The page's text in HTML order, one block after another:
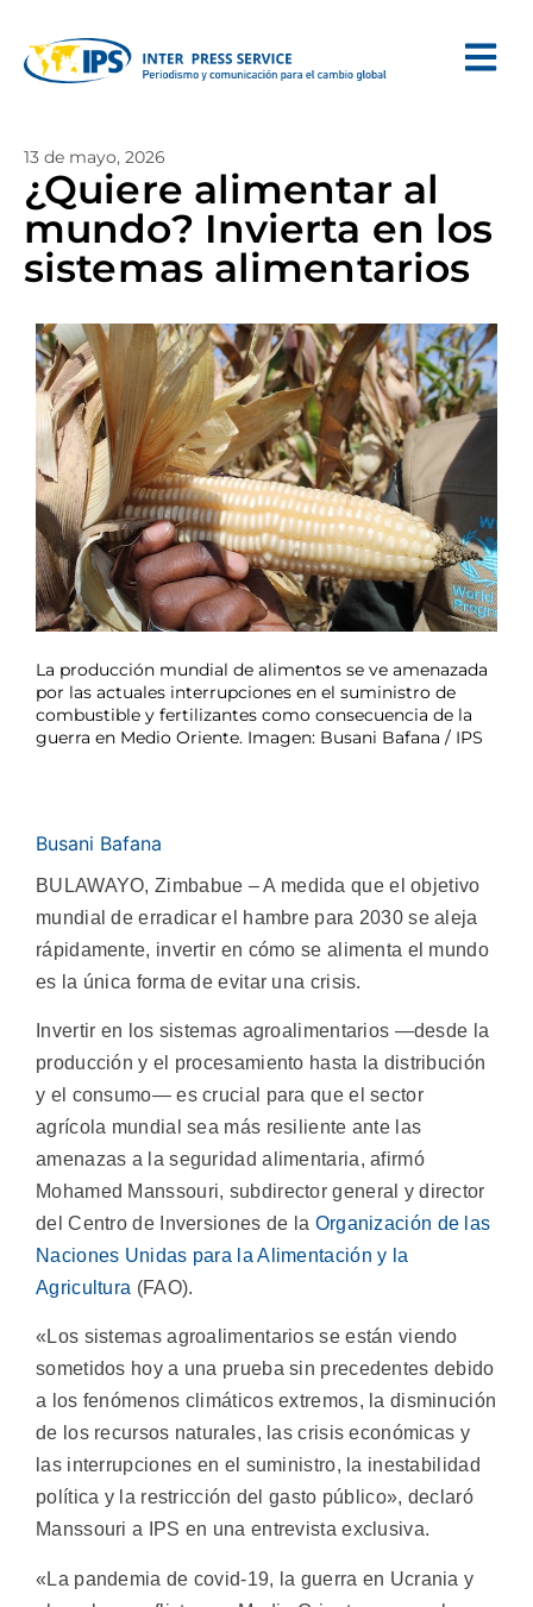
13 de mayo, 2026
¿Quiere alimentar al
mundo? Invierta en los
sistemas alimentarios
La producción mundial de alimentos se ve amenazada
por las actuales interrupciones en el suministro de
combustible y fertilizantes como consecuencia de la
guerra en Medio Oriente. Imagen: Busani Bafana / IPS
Busani Bafana
BULAWAYO, Zimbabue – A medida que el objetivo
mundial de erradicar el hambre para 2030 se aleja
rápidamente, invertir en cómo se alimenta el mundo
es la única forma de evitar una crisis.
Invertir en los sistemas agroalimentarios —desde la
producción y el procesamiento hasta la distribución
y el consumo— es crucial para que el sector
agrícola mundial sea más resiliente ante las
amenazas a la seguridad alimentaria, afirmó
Mohamed Manssouri, subdirector general y director
del Centro de Inversiones de la Organización de las
Naciones Unidas para la Alimentación y la
Agricultura (FAO).
«Los sistemas agroalimentarios se están viendo
sometidos hoy a una prueba sin precedentes debido
a los fenómenos climáticos extremos, la disminución
de los recursos naturales, las crisis económicas y
las interrupciones en el suministro, la inestabilidad
política y la restricción del gasto público», declaró
Manssouri a IPS en una entrevista exclusiva.
«La pandemia de covid-19, la guerra en Ucrania y